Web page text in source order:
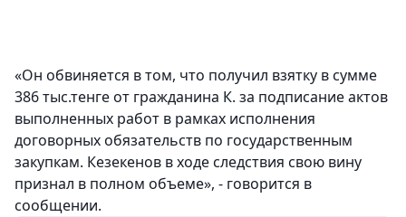
«Он обвиняется в том, что получил взятку в сумме
386 тыс.тенге от гражданина К. за подписание актов
выполненных работ в рамках исполнения
договорных обязательств по государственным
закупкам. Кезекенов в ходе следствия свою вину
признал в полном объеме», - говорится в
сообщении.